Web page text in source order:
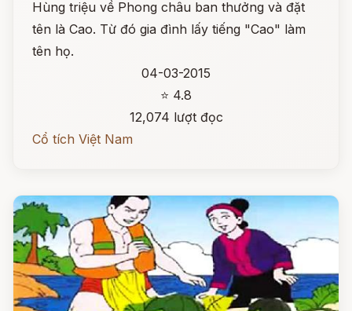
Hùng triệu về Phong châu ban thưởng và đặt
tên là Cao. Từ đó gia đình lấy tiếng "Cao" làm
tên họ.
04-03-2015
⭐ 4.8
12,074 lượt đọc
Cổ tích Việt Nam